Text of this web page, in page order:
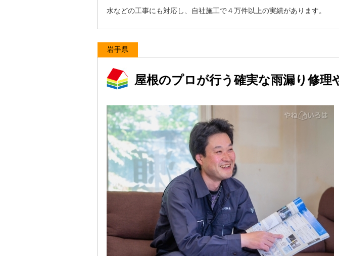
水などの工事にも対応し、自社施工で４万件以上の実績があります。
岩手県
屋根のプロが行う確実な雨漏り修理